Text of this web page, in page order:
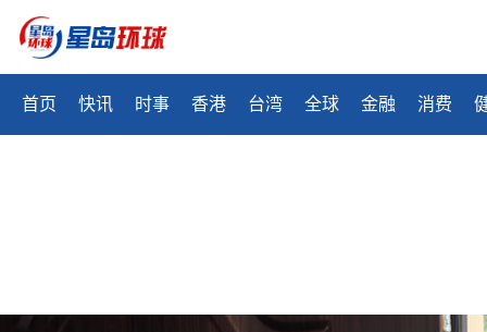
首页 快讯 时事 香港 台湾 全球 金融 消费